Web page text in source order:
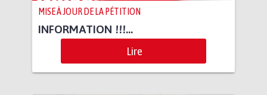
MISE À JOUR DE LA PÉTITION
INFORMATION !!!...
Lire